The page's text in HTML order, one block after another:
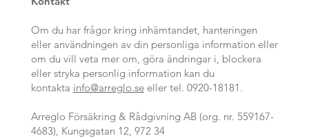
Om du har frågor kring inhämtandet, hanteringen
eller användningen av din personliga information eller
om du vill veta mer om, göra ändringar i, blockera
eller stryka personlig information kan du
kontakta info@arreglo.seeller tel. 0920-18181.
Arreglo Försäkring & Rådgivning AB (org. nr. 559167-
4683), Kungsgatan 12, 972 34